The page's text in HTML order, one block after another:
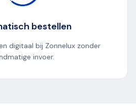
bestellen
digitaal bij Zonnelux zonder
invoer.